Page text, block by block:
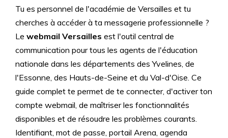
Tu es personnel de l'académie de Versailles et tu
cherches à accéder à ta messagerie professionnelle ?
Le webmail Versailles est l'outil central de
communication pour tous les agents de l'éducation
nationale dans les départements des Yvelines, de
l'Essonne, des Hauts-de-Seine et du Val-d'Oise. Ce
guide complet te permet de te connecter, d'activer ton
compte webmail, de maîtriser les fonctionnalités
disponibles et de résoudre les problèmes courants.
Identifiant, mot de passe, portail Arena, agenda